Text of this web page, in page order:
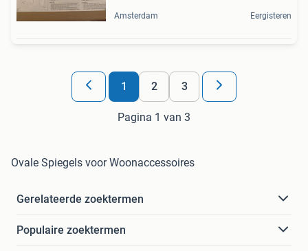
Amsterdam Eergisteren
1 2 3
Pagina 1 van 3
Ovale Spiegels voor Woonaccessoires
Gerelateerde zoektermen
Populaire zoektermen